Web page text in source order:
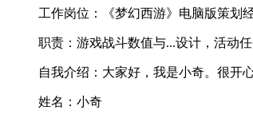
工作岗位： 《梦幻西游》电脑版策划
职责： 游戏战斗数值与...设计，活动
自我介绍： 大家好，我是小奇。很开
姓名： 小奇